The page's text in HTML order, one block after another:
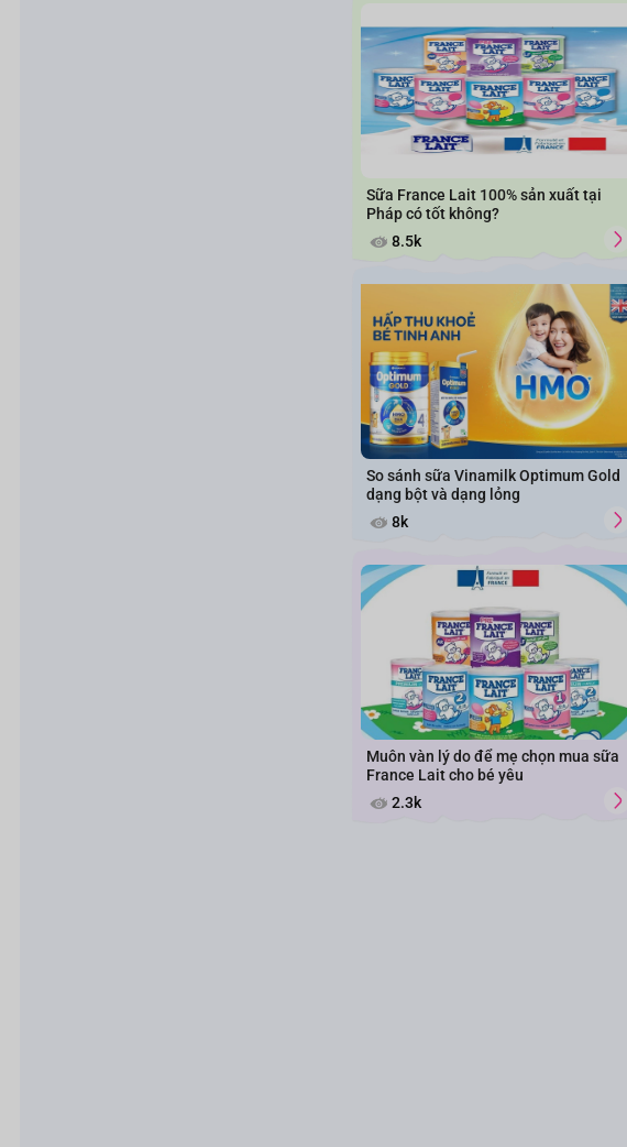
Sữa France Lait 100% sản xuất tại
Pháp có tốt không?
8.5k
So sánh sữa Vinamilk Optimum Gold
dạng bột và dạng lỏng
8k
Muôn vàn lý do để mẹ chọn mua sữa
France Lait cho bé yêu
2.3k